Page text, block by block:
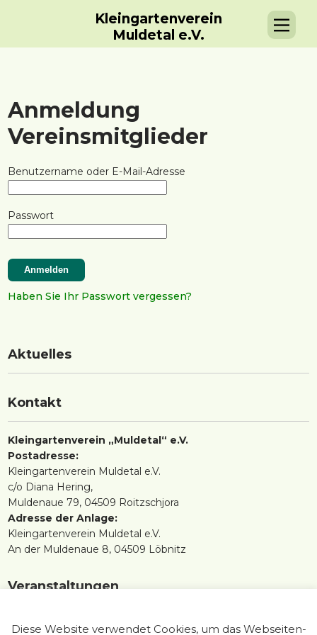
Kleingartenverein
Muldetal e.V.
Anmeldung
Vereinsmitglieder
Benutzername oder E-Mail-Adresse
Passwort
Haben Sie Ihr Passwort vergessen?
Aktuelles
Kontakt
Kleingartenverein „Muldetal“ e.V.
Postadresse:
Kleingartenverein Muldetal e.V.
c/o Diana Hering,
Muldenaue 79, 04509 Roitzschjora
Adresse der Anlage:
Kleingartenverein Muldetal e.V.
An der Muldenaue 8, 04509 Löbnitz
Veranstaltungen
Nächste Jahreshauptversammlung:
Diese Website verwendet Cookies, um das Webseiten-